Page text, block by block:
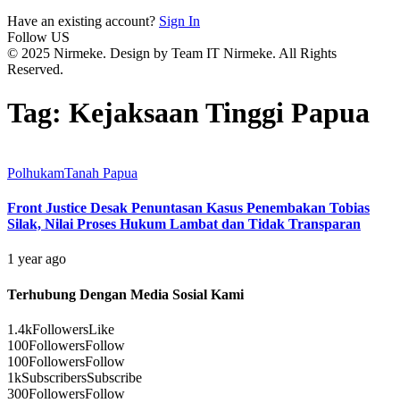
Have an existing account? Sign In
Follow US
© 2025 Nirmeke. Design by Team IT Nirmeke. All Rights
Reserved.
Tag: Kejaksaan Tinggi Papua
PolhukamTanah Papua
Front Justice Desak Penuntasan Kasus Penembakan Tobias
Silak, Nilai Proses Hukum Lambat dan Tidak Transparan
1 year ago
Terhubung Dengan Media Sosial Kami
1.4kFollowersLike
100FollowersFollow
100FollowersFollow
1kSubscribersSubscribe
300FollowersFollow